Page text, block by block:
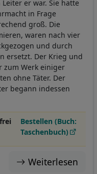
er war. Sie hatte
in Frage
groß. Die
waren nach vier
und durch
ersetzt. Der Krieg und
zum Werk einiger
ohne Täter. Der
begann indessen
Bestellen (Buch:
Taschenbuch)
Weiterlesen